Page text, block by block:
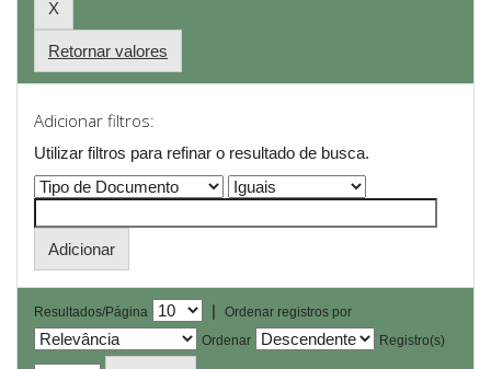
Retornar valores
Adicionar filtros:
Utilizar filtros para refinar o resultado de busca.
Resultados/Página |
Ordenar registros por
Ordenar
Registro(s)